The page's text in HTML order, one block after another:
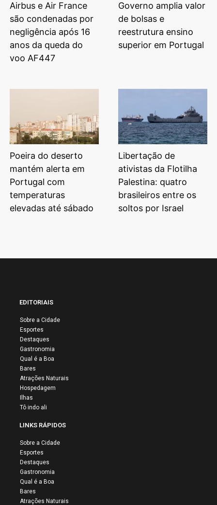
Airbus e Air France
são condenadas por
negligência após 16
anos da queda do
voo AF447
Governo amplia valor
de bolsas e
reestrutura ensino
superior em Portugal
Poeira do deserto
mantém alerta em
Portugal com
temperaturas
elevadas até sábado
Libertação de
ativistas da Flotilha
Palestina: quatro
brasileiros entre os
soltos por Israel
EDITORIAIS
Sobre a Cidade
Esportes
Destaques
Gastronomia
Qual é a Boa
Bares
Atrações Naturais
Hospedagem
Ilhas
Tô indo ali
LINKS RÁPIDOS
Sobre a Cidade
Esportes
Destaques
Gastronomia
Qual é a Boa
Bares
Atrações Naturais